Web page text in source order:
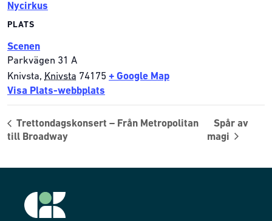
Nycirkus
PLATS
Scenen
Parkvägen 31 A
Knivsta, Knivsta 74175 + Google Map
Visa Plats-webbplats
Trettondagskonsert – Från Metropolitan
till Broadway
Spår av
magi